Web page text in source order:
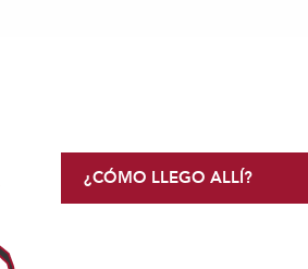
¿CÓMO LLEGO ALLÍ?